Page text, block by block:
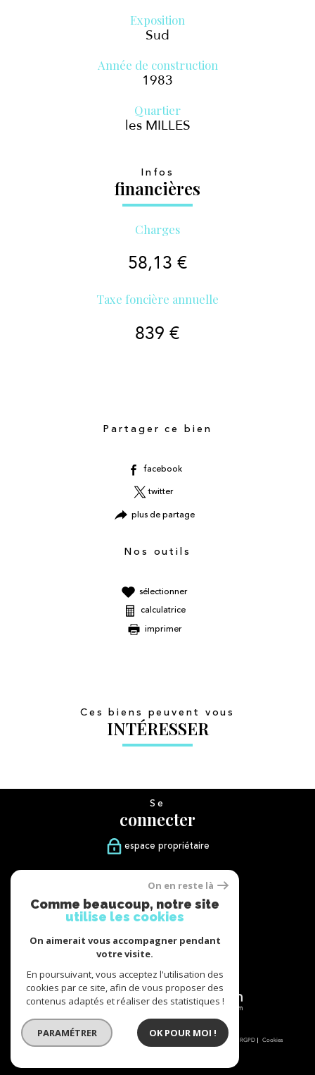
Exposition
Sud
Année de construction
1983
Quartier
les MILLES
Infos
financières
Charges
58,13 €
Taxe foncière annuelle
839 €
Partager ce bien
facebook
twitter
plus de partage
Nos outils
sélectionner
calculatrice
imprimer
Ces biens peuvent vous
INTÉRESSER
Se
connecter
espace propriétaire
suivre
Nous
adhérons
© 2026 | Tous droits réservés | Traduction powered by Google |
Mentions légales Politique RGPD Cookies
On en reste là
Comme beaucoup, notre site
utilise les cookies
On aimerait vous accompagner pendant
votre visite.
En poursuivant, vous acceptez l'utilisation des
cookies par ce site, afin de vous proposer des
contenus adaptés et réaliser des statistiques !
PARAMÉTRER OK POUR MOI !